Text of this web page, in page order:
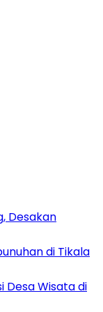
Desakan
di Tikala
Desa Wisata di